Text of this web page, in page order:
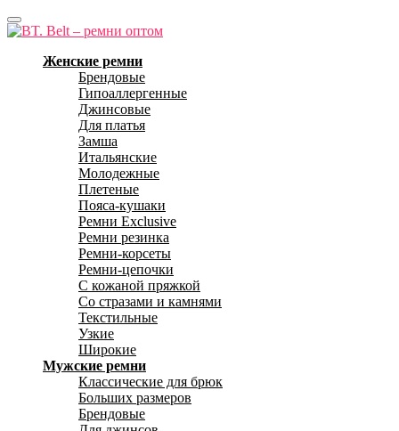
Женские ремни
Брендовые
Гипоаллергенные
Джинсовые
Для платья
Замша
Итальянские
Молодежные
Плетеные
Пояса-кушаки
Ремни Exclusive
Ремни резинка
Ремни-корсеты
Ремни-цепочки
С кожаной пряжкой
Со стразами и камнями
Текстильные
Узкие
Широкие
Мужские ремни
Классические для брюк
Больших размеров
Брендовые